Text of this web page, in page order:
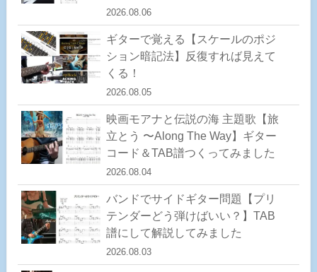
2026.08.06
ギターで覚える【スケールのポジ
ション暗記法】反復すれば見えて
くる！
2026.08.05
映画モアナと伝説の海 主題歌【旅
立とう 〜Along The Way】ギター
コード＆TAB譜つくってみました
2026.08.04
バンドでサイドギター問題【プリ
テンダーどう弾けばいい？】TAB
譜にして解説してみました
2026.08.03